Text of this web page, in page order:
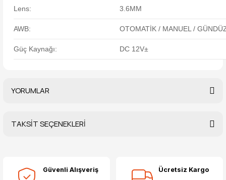
Lens: 3.6MM
AWB: OTOMATİK / MANUEL /
Güç Kaynağı: DC 12V±
YORUMLAR
Yorum Yaz
TAKSİT SEÇENEKLERİ
Güvenli Alışveriş Ücretsiz Kargo